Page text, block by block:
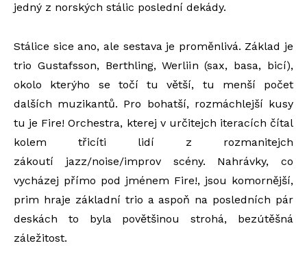
jedný z norských stálic poslední dekády.
Stálice sice ano, ale sestava je proměnlivá. Základ je
trio Gustafsson, Berthling, Werliin (sax, basa, bicí),
okolo kterýho se točí tu větší, tu menší počet
dalších muzikantů. Pro bohatší, rozmáchlejší kusy
tu je Fire! Orchestra, kterej v určitejch iteracích čítal
kolem třicíti lidí z rozmanitejch
zákoutí jazz/noise/improv scény. Nahrávky, co
vycházej přímo pod jménem Fire!, jsou komornější,
prim hraje základní trio a aspoň na posledních pár
deskách to byla povětšinou strohá, bezútěšná
záležitost.